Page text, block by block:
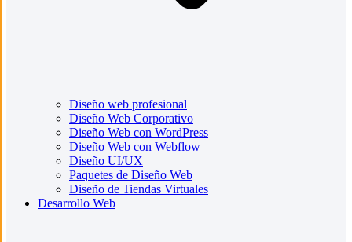
Diseño web profesional
Diseño Web Corporativo
Diseño Web con WordPress
Diseño Web con Webflow
Diseño UI/UX
Paquetes de Diseño Web
Diseño de Tiendas Virtuales
Desarrollo Web